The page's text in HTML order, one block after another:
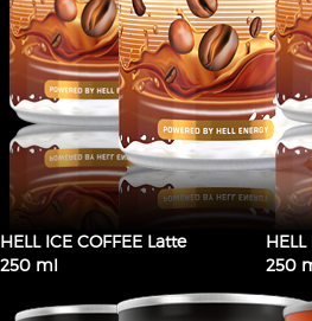
HELL ICE COFFEE Latte
250 ml
250